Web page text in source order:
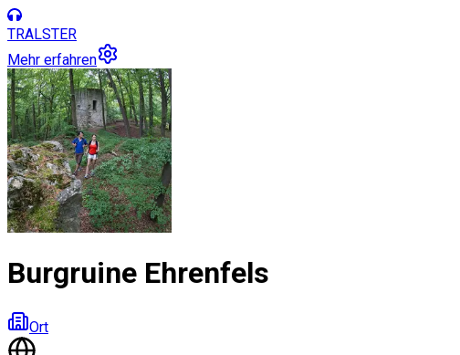
TRALSTER
Mehr erfahren
Burgruine Ehrenfels
Ort